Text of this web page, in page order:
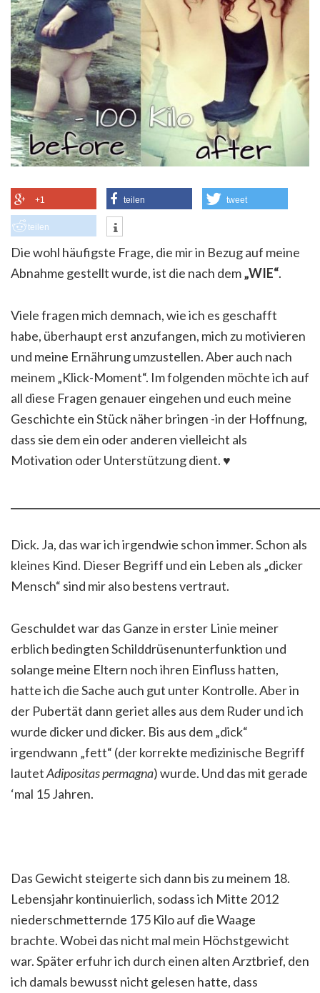
+1 teilen tweet
teilen
Die wohl häufigste Frage, die mir in Bezug auf meine
Abnahme gestellt wurde, ist die nach dem„WIE“.
Viele fragen mich demnach, wie ich es geschafft
habe, überhaupt erst anzufangen, mich zu motivieren
und meine Ernährung umzustellen. Aber auch nach
meinem „Klick-Moment“. Im folgenden möchte ich auf
all diese Fragen genauer eingehen und euch meine
Geschichte ein Stück näher bringen -in der Hoffnung,
dass sie dem ein oder anderen vielleicht als
Motivation oder Unterstützung dient. ♥
Dick. Ja, das war ich irgendwie schon immer. Schon als
kleines Kind. Dieser Begriff und ein Leben als „dicker
Mensch“ sind mir also bestens vertraut.
Geschuldet war das Ganze in erster Linie meiner
erblich bedingten Schilddrüsenunterfunktion und
solange meine Eltern noch ihren Einfluss hatten,
hatte ich die Sache auch gut unter Kontrolle. Aber in
der Pubertät dann geriet alles aus dem Ruder und ich
wurde dicker und dicker. Bis aus dem „dick“
irgendwann „fett“ (der korrekte medizinische Begriff
lautetAdipositas permagna) wurde. Und das mit gerade
‘mal 15 Jahren.
Das Gewicht steigerte sich dann bis zu meinem 18.
Lebensjahr kontinuierlich, sodass ich Mitte 2012
niederschmetternde 175 Kilo auf die Waage
brachte. Wobei das nicht mal mein Höchstgewicht
war. Später erfuhr ich durch einen alten Arztbrief, den
ich damals bewusst nicht gelesen hatte, dass